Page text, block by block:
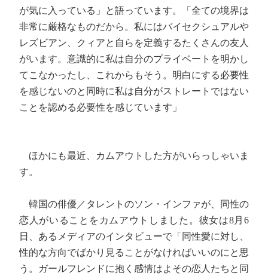
が気に入っている」と語っています。「全ての境界は
非常に厳格なものだから。私にはバイセクシュアルや
レズビアン、クィアと自らを定義するたくさんの友人
がいます。意識的に私は自分のプライベートを明かし
てこなかったし、これからもそう。明白にする必要性
を感じないのと同時に私は自分がストレートではない
ことを認める必要性を感じています」
ほかにも最近、カムアウトした方がいらっしゃいま
す。
韓国の俳優／タレントのソン・インファが、同性の
恋人がいることをカムアウトしました。彼女は8月6
日、あるメディアのインタビューで「同性愛に対し、
性的な方向でばかり見ることがなければいいのにと思
う。ガールフレンドに抱く感情はよその恋人たちと同